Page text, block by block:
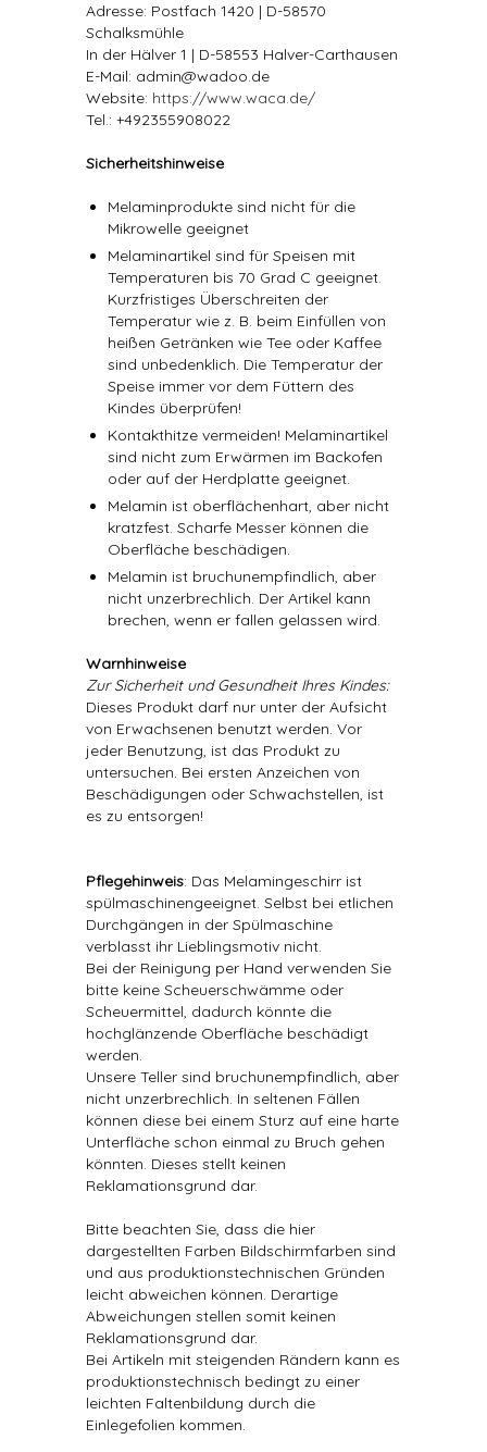
Adresse: Postfach 1420 | D-58570
Schalksmühle
In der Hälver 1 | D-58553 Halver-Carthausen
E-Mail: admin@wadoo.de
Website: https://www.waca.de/
Tel.: +492355908022
Sicherheitshinweise
Melaminprodukte sind nicht für die
Mikrowelle geeignet
Melaminartikel sind für Speisen mit
Temperaturen bis 70 Grad C geeignet.
Kurzfristiges Überschreiten der
Temperatur wie z. B. beim Einfüllen von
heißen Getränken wie Tee oder Kaffee
sind unbedenklich. Die Temperatur der
Speise immer vor dem Füttern des
Kindes überprüfen!
Kontakthitze vermeiden! Melaminartikel
sind nicht zum Erwärmen im Backofen
oder auf der Herdplatte geeignet.
Melamin ist oberflächenhart, aber nicht
kratzfest. Scharfe Messer können die
Oberfläche beschädigen.
Melamin ist bruchunempfindlich, aber
nicht unzerbrechlich. Der Artikel kann
brechen, wenn er fallen gelassen wird.
Warnhinweise
Zur Sicherheit und Gesundheit Ihres Kindes:
Dieses Produkt darf nur unter der Aufsicht
von Erwachsenen benutzt werden. Vor
jeder Benutzung, ist das Produkt zu
untersuchen. Bei ersten Anzeichen von
Beschädigungen oder Schwachstellen, ist
es zu entsorgen!
Pflegehinweis: Das Melamingeschirr ist
spülmaschinengeeignet. Selbst bei etlichen
Durchgängen in der Spülmaschine
verblasst ihr Lieblingsmotiv nicht.
Bei der Reinigung per Hand verwenden Sie
bitte keine Scheuerschwämme oder
Scheuermittel, dadurch könnte die
hochglänzende Oberfläche beschädigt
werden.
Unsere Teller sind bruchunempfindlich, aber
nicht unzerbrechlich. In seltenen Fällen
können diese bei einem Sturz auf eine harte
Unterfläche schon einmal zu Bruch gehen
könnten. Dieses stellt keinen
Reklamationsgrund dar.
Bitte beachten Sie, dass die hier
dargestellten Farben Bildschirmfarben sind
und aus produktionstechnischen Gründen
leicht abweichen können. Derartige
Abweichungen stellen somit keinen
Reklamationsgrund dar.
Bei Artikeln mit steigenden Rändern kann es
produktionstechnisch bedingt zu einer
leichten Faltenbildung durch die
Einlegefolien kommen.